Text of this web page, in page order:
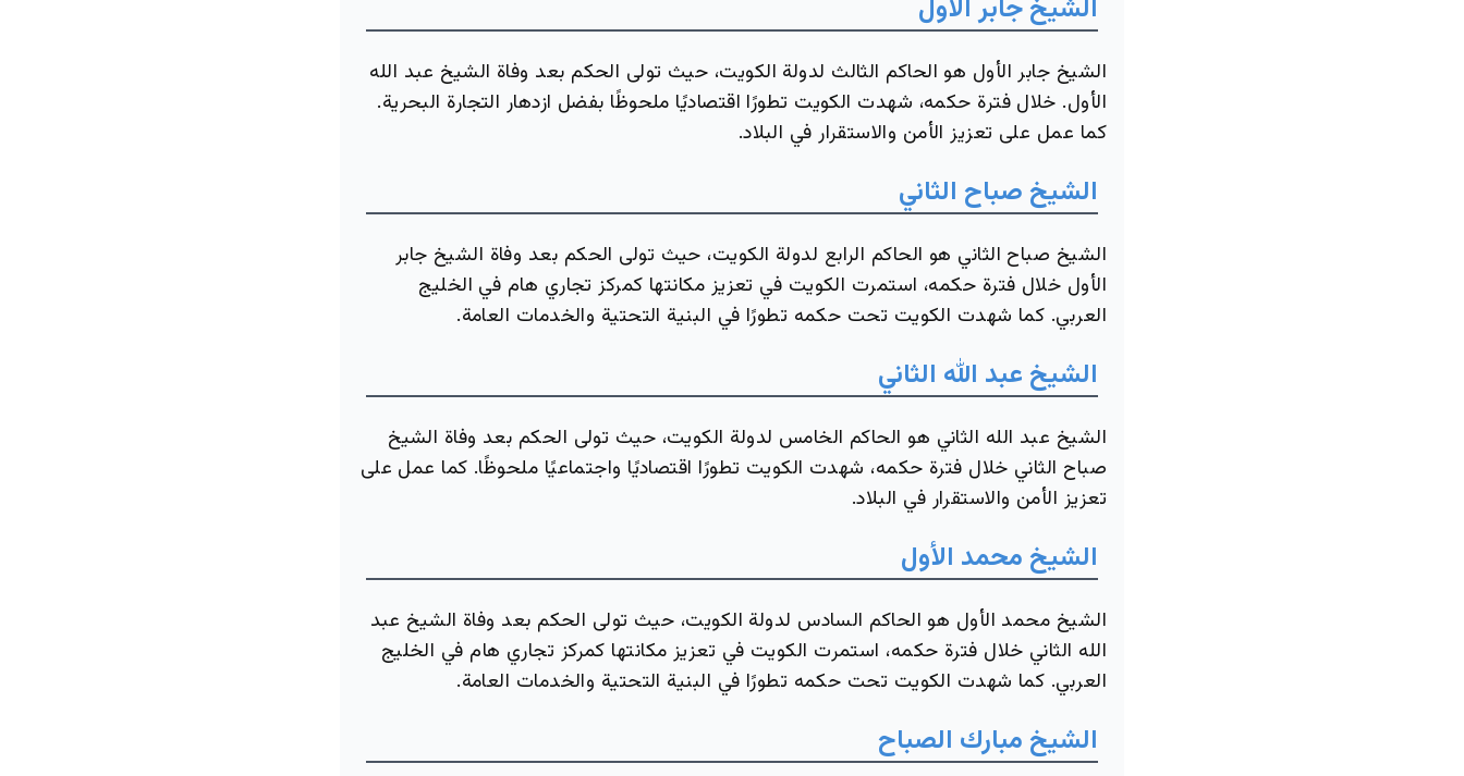
الشيخ جابر الأول
الشيخ جابر الأول هو الحاكم الثالث لدولة الكويت، حيث تولى الحكم بعد وفاة الشيخ عبد الله
الأول. خلال فترة حكمه، شهدت الكويت تطورًا اقتصاديًا ملحوظًا بفضل ازدهار التجارة البحرية.
كما عمل على تعزيز الأمن والاستقرار في البلاد.
الشيخ صباح الثاني
الشيخ صباح الثاني هو الحاكم الرابع لدولة الكويت، حيث تولى الحكم بعد وفاة الشيخ جابر
الأول خلال فترة حكمه، استمرت الكويت في تعزيز مكانتها كمركز تجاري هام في الخليج
العربي. كما شهدت الكويت تحت حكمه تطورًا في البنية التحتية والخدمات العامة.
الشيخ عبد الله الثاني
الشيخ عبد الله الثاني هو الحاكم الخامس لدولة الكويت، حيث تولى الحكم بعد وفاة الشيخ
صباح الثاني خلال فترة حكمه، شهدت الكويت تطورًا اقتصاديًا واجتماعيًا ملحوظًا. كما عمل على
تعزيز الأمن والاستقرار في البلاد.
الشيخ محمد الأول
الشيخ محمد الأول هو الحاكم السادس لدولة الكويت، حيث تولى الحكم بعد وفاة الشيخ عبد
الله الثاني خلال فترة حكمه، استمرت الكويت في تعزيز مكانتها كمركز تجاري هام في الخليج
العربي. كما شهدت الكويت تحت حكمه تطورًا في البنية التحتية والخدمات العامة.
الشيخ مبارك الصباح